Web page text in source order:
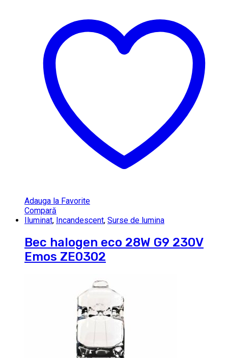
Adauga la Favorite
Compară
Iluminat, Incandescent, Surse de lumina
Bec halogen eco 28W G9 230V
Emos ZE0302